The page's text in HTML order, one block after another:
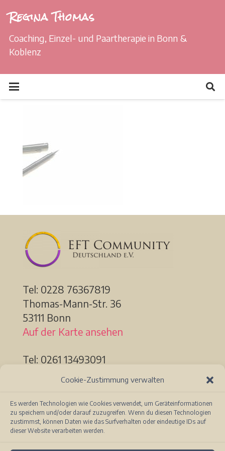
Cookie-Zustimmung verwalten
Es werden Technologien wie Cookies verwendet, um Geräteinformationen
zu speichern und/oder darauf zuzugreifen. Wenn du diesen Technologien
zustimmst, können Daten wie das Surfverhalten oder eindeutige IDs auf
dieser Website verarbeiten werden.
Regina Thomas
Coaching, Einzel- und Paartherapie in Bonn &
Koblenz
Tel: 0228 76367819
Thomas-Mann-Str. 36
53111 Bonn
Auf der Karte ansehen
Tel: 0261 13493091
Auf der Karte ansehen